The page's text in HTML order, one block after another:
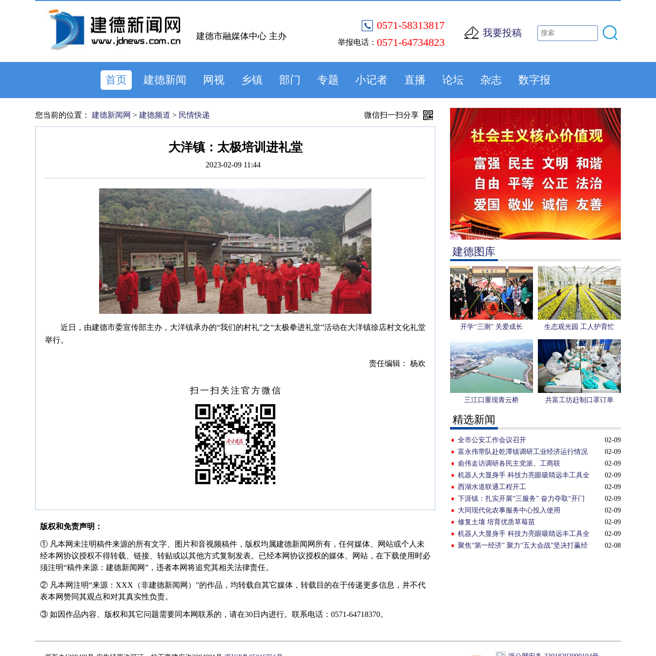
0571-58313817
举报电话： 0571-64734823
我要投稿
建德市融媒体中心 主办
首页 建德新闻 网视 乡镇 部门 专题 小记者 直播 论坛 杂志 数字报
建德图库
开学“三测” 关爱成长 生态观光园 工人护育忙
三江口重现青云桥 共富工坊赶制口罩订单
精选新闻
02-09
全市公安工作会议召开
02-09
富永伟带队赴乾潭镇调研工业经济运行情况
02-09
俞伟走访调研各民主党派、工商联
02-09
机器人大显身手 科技力亮眼吸睛远丰工具全
力奋战“开门红”
02-09
西湖水道联通工程开工
02-09
下涯镇：扎实开展“三服务” 奋力夺取“开门
红”
02-09
大同现代化农事服务中心投入使用
02-09
修复土壤 培育优质草莓苗
02-09
机器人大显身手 科技力亮眼吸睛远丰工具全
力奋战“开门红”
02-08
聚焦“第一经济” 聚力“五大会战”坚决打赢经
您当前的位置： 建德新闻网 > 建德频道 > 民情快递 微信扫一扫分享
大洋镇：太极培训进礼堂
2023-02-09 11:44
近日，由建德市委宣传部主办，大洋镇承办的“我们的村礼”之“太极拳进礼堂”活动在大洋镇徐店村文化礼堂
举行。
责任编辑： 杨欢
扫一扫关注官方微信
版权和免责声明：
① 凡本网未注明稿件来源的所有文字、图片和音视频稿件，版权均属建德新闻网所有，任何媒体、网站或个人未
经本网协议授权不得转载、链接、转贴或以其他方式复制发表。已经本网协议授权的媒体、网站，在下载使用时必
须注明“稿件来源：建德新闻网”，违者本网将追究其相关法律责任。
② 凡本网注明“来源：XXX（非建德新闻网）”的作品，均转载自其它媒体，转载目的在于传递更多信息，并不代
表本网赞同其观点和对其真实性负责。
③ 如因作品内容、版权和其它问题需要同本网联系的，请在30日内进行。联系电话：0571-64718370。